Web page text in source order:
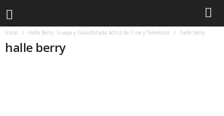
Inicio Halle Berry: Guapa y Galardonada Actriz de Cine y Television halle berry
halle berry